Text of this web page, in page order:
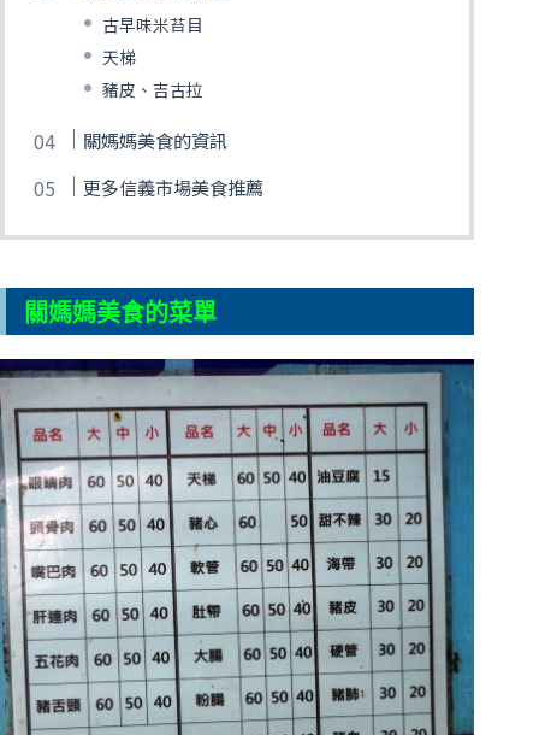
古早味米苔目
天梯
豬皮、吉古拉
關媽媽美食的資訊
更多信義市場美食推薦
關媽媽美食的菜單